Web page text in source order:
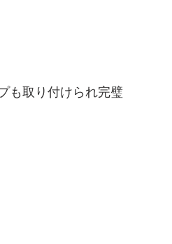
も取り付けられ完璧